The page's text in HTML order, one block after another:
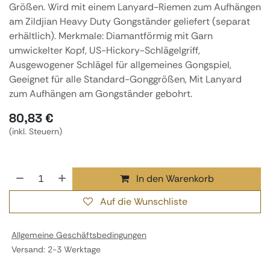
Größen. Wird mit einem Lanyard-Riemen zum Aufhängen
am Zildjian Heavy Duty Gongständer geliefert (separat
erhältlich). Merkmale: Diamantförmig mit Garn
umwickelter Kopf, US-Hickory-Schlägelgriff,
Ausgewogener Schlägel für allgemeines Gongspiel,
Geeignet für alle Standard-Gonggrößen, Mit Lanyard
zum Aufhängen am Gongständer gebohrt.
80,83€
(inkl. Steuern)
In den Warenkorb
Auf die Wunschliste
Allgemeine Geschäftsbedingungen
Versand: 2-3 Werktage